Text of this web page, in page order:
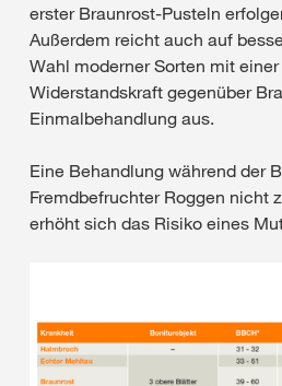
erster Braunrost-Pusteln
Außerdem reicht auch auf
Wahl moderner Sorten mit
Widerstandskraft gegenüber
Einmalbehandlung aus.
Eine Behandlung während der
Fremdbefruchter Roggen nicht
erhöht sich das Risiko eines